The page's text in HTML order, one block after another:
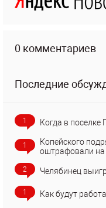
0 комментариев
Последние
1 Когда в поселке
1
Копейского
оштрафовали на
2 Челябинец
1 Как будут